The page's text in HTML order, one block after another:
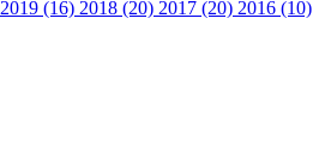
2019 (16) 2018 (20) 2017 (20) 2016 (10)